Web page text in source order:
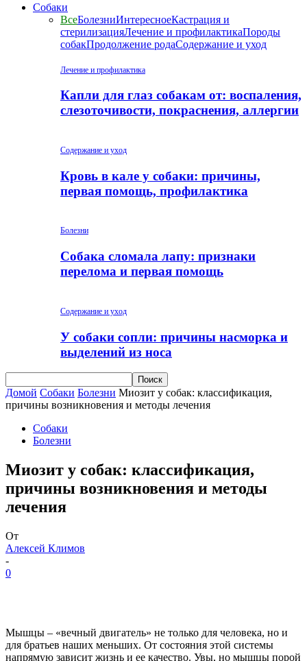
Собаки
ВсеБолезниИнтересноеКастрация и
стерилизацияЛечение и профилактикаПороды
собакПродолжение родаСодержание и уход
Лечение и профилактика
Капли для глаз собакам от: воспаления,
слезоточивости, покраснения, аллергии
Содержание и уход
Кровь в кале у собаки: причины,
первая помощь, профилактика
Болезни
Собака сломала лапу: признаки
перелома и первая помощь
Содержание и уход
У собаки сопли: причины насморка и
выделений из носа
Домой Собаки Болезни Миозит у собак: классификация,
причины возникновения и методы лечения
Собаки
Болезни
Миозит у собак: классификация,
причины возникновения и методы
лечения
От
Алексей Климов
-
0
Мышцы – «вечный двигатель» не только для человека, но и
для братьев наших меньших. От состояния этой системы
напрямую зависит жизнь и ее качество. Увы, но мышцы порой